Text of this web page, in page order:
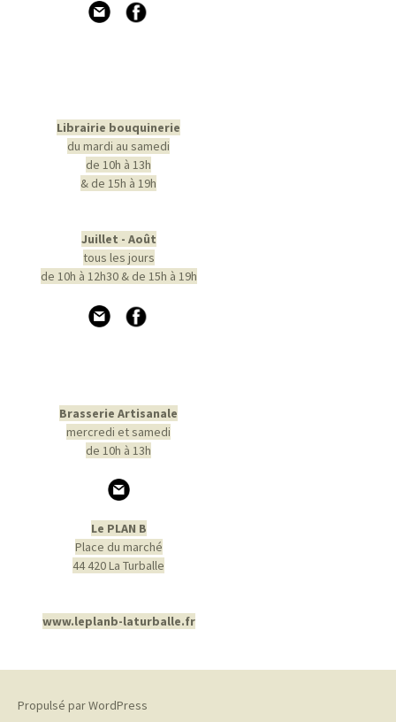
Librairie bouquinerie
du mardi au samedi
de 10h à 13h
& de 15h à 19h
Juillet - Août
tous les jours
de 10h à 12h30 & de 15h à 19h
Brasserie Artisanale
mercredi et samedi
de 10h à 13h
Le PLAN B
Place du marché
44 420 La Turballe
www.leplanb-laturballe.fr
Propulsé par WordPress